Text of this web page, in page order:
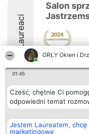
ORŁY Okien i
01:45
Cześć, chętnie Ci
odpowiedni temat
Jestem Laureatem, chcę
marketingowe
Laureaci
Salon
8.4
Organizator plebiscytu
Bright Side Solutions sp. z o.
ul. Ruska 22
Wrocław 50-079